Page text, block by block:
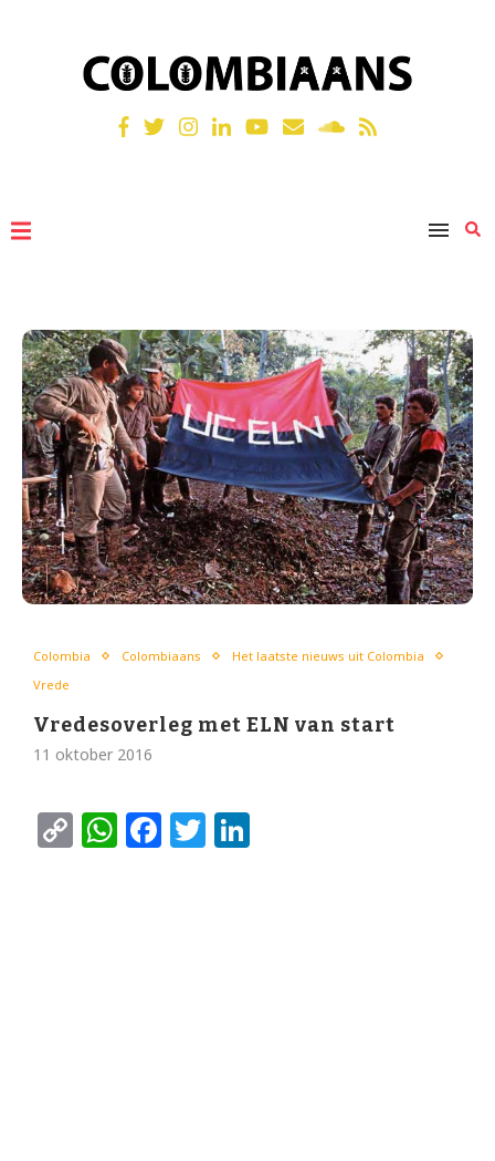
Colombia Colombiaans
Het laatste nieuws uit Colombia
Vrede
Vredesoverleg met ELN van start
11 oktober 2016
CopyWhatsApp
Facebook
Twitter